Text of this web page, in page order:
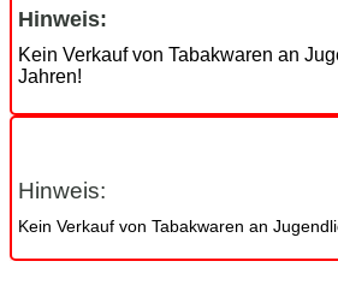
Hinweis:
Kein Verkauf von Tabakwaren an
Jahren!
Hinweis:
Kein Verkauf von Tabakwaren an